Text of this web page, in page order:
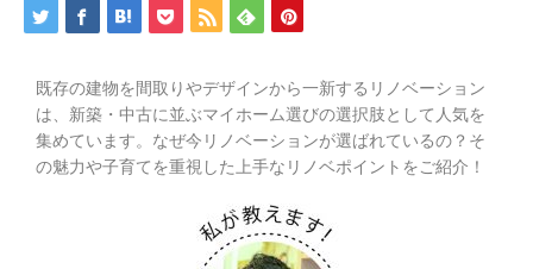
既存の建物を間取りやデザインから一新するリノベーション
は、新築・中古に並ぶマイホーム選びの選択肢として人気を
集めています。なぜ今リノベーションが選ばれているの？そ
の魅力や子育てを重視した上手なリノベポイントをご紹介！